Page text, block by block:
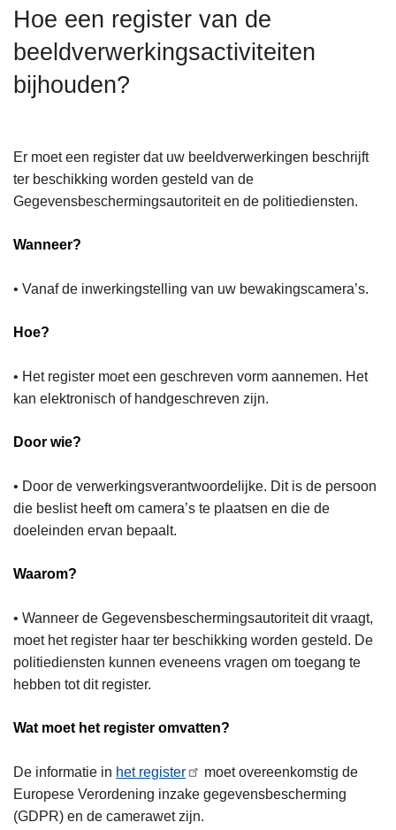
Hoe een register van de
beeldverwerkingsactiviteiten
bijhouden?
Er moet een register dat uw beeldverwerkingen beschrijft
ter beschikking worden gesteld van de
Gegevensbeschermingsautoriteit en de politiediensten.
Wanneer?
• Vanaf de inwerkingstelling van uw bewakingscamera’s.
Hoe?
• Het register moet een geschreven vorm aannemen. Het
kan elektronisch of handgeschreven zijn.
Door wie?
• Door de verwerkingsverantwoordelijke. Dit is de persoon
die beslist heeft om camera’s te plaatsen en die de
doeleinden ervan bepaalt.
Waarom?
• Wanneer de Gegevensbeschermingsautoriteit dit vraagt,
moet het register haar ter beschikking worden gesteld. De
politiediensten kunnen eveneens vragen om toegang te
hebben tot dit register.
Wat moet het register omvatten?
De informatie in het register
moet overeenkomstig de
Europese Verordening inzake gegevensbescherming
(GDPR) en de camerawet zijn.